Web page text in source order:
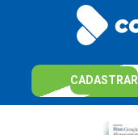
CADASTRAR